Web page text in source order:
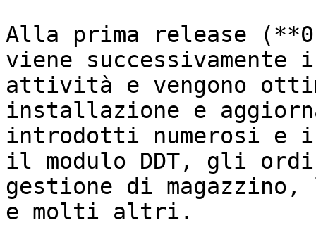
Alla prima release
viene
attività e vengono
installazione e
introdotti numerosi e
il modulo DDT, gli
gestione di
e molti altri.